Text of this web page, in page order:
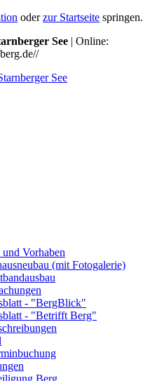
oderzur Startseite springen.
See | Online:
Vorhaben
(mit Fotogalerie)
- "BergBlick"
- "Betrifft Berg"
Berg